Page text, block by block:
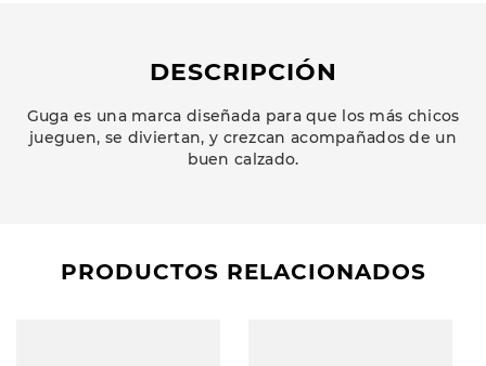
DESCRIPCIÓN
Guga es una marca diseñada para que los más chicos
jueguen, se diviertan, y crezcan acompañados de un
buen calzado.
PRODUCTOS RELACIONADOS